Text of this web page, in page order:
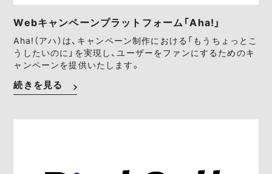
Webキャンペーンプラットフォーム「Aha!」
Aha!（アハ）は、キャンペーン制作における「もうちょっとこ
うしたいのに」を実現し、ユーザーをファンにするためのキ
ャンペーンを提供いたします。
続きを見る